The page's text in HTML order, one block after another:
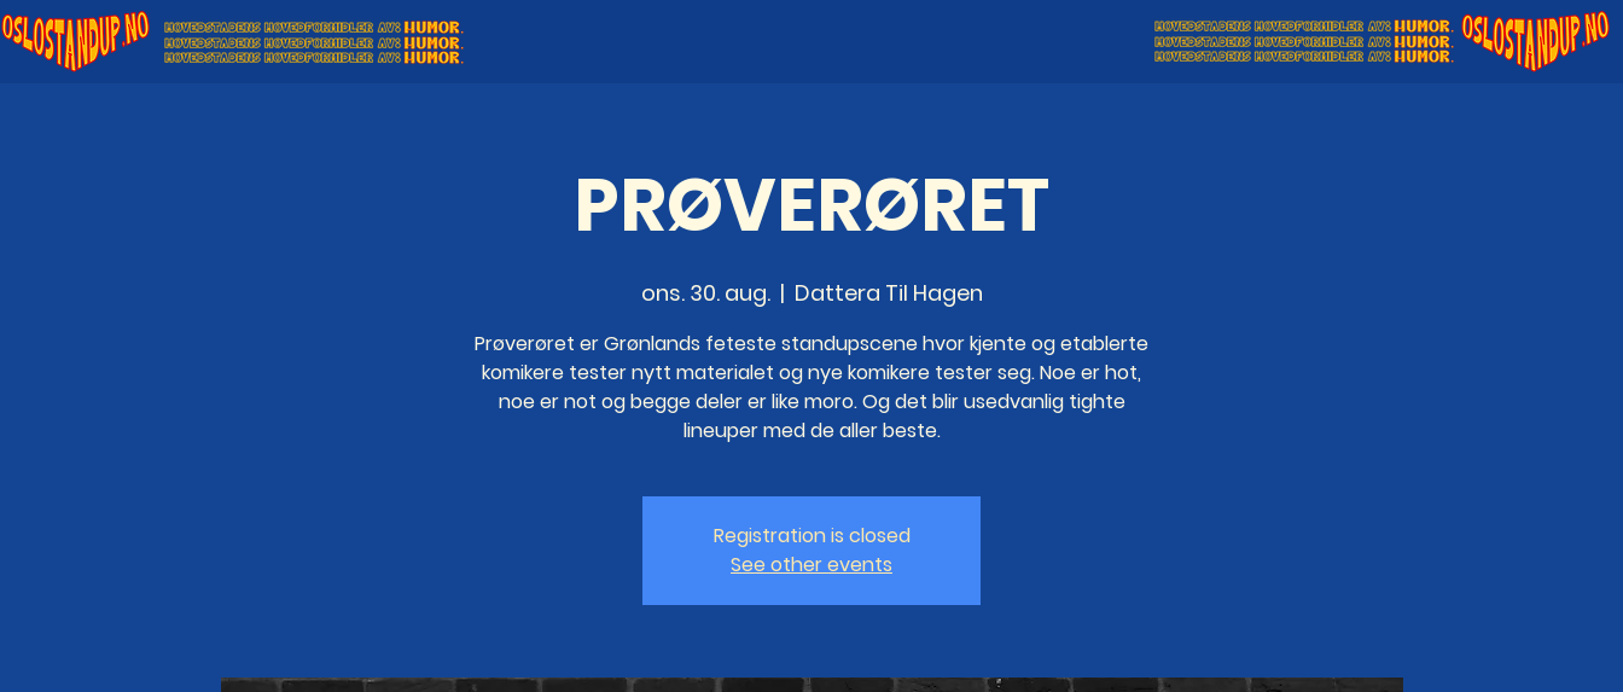
PRØVERØRET
ons. 30. aug.
  |
Dattera Til Hagen
Prøverøret er Grønlands feteste standupscene hvor kjente og etablerte
komikere tester nytt materialet og nye komikere tester seg. Noe er hot,
noe er not og begge deler er like moro. Og det blir usedvanlig tighte
lineuper med de aller beste.
Registration is closed
See other events